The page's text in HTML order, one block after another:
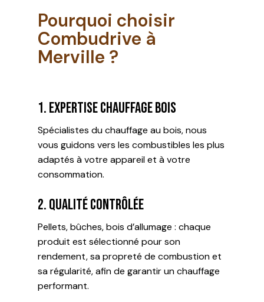
Pourquoi choisir
Combudrive à
Merville ?
1. Expertise chauffage bois
Spécialistes du chauffage au bois, nous
vous guidons vers les combustibles les plus
adaptés à votre appareil et à votre
consommation.
2. Qualité contrôlée
Pellets, bûches, bois d’allumage : chaque
produit est sélectionné pour son
rendement, sa propreté de combustion et
sa régularité, afin de garantir un chauffage
performant.